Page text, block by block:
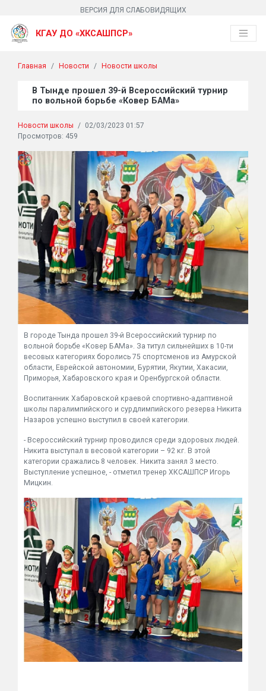
ВЕРСИЯ ДЛЯ СЛАБОВИДЯЩИХ
КГАУ ДО «ХКСАШПСР»
Главная Новости Новости школы
В Тынде прошел 39-й Всероссийский турнир
по вольной борьбе «Ковер БАМа»
Новости школы / 02/03/2023 01:57
Просмотров: 459
В городе Тында прошел 39-й Всероссийский турнир по
вольной борьбе «Ковер БАМа». За титул сильнейших в 10-ти
весовых категориях боролись 75 спортсменов из Амурской
области, Еврейской автономии, Бурятии, Якутии, Хакасии,
Приморья, Хабаровского края и Оренбургской области.
Воспитанник Хабаровской краевой спортивно-адаптивной
школы паралимпийского и сурдлимпийского резерва Никита
Назаров успешно выступил в своей категории.
- Всероссийский турнир проводился среди здоровых людей.
Никита выступал в весовой категории – 92 кг. В этой
категории сражались 8 человек. Никита занял 3 место.
Выступление успешное, - отметил тренер ХКСАШПСР Игорь
Мицкин.